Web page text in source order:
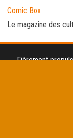
Comic Box
Le magazine des
Fièrement